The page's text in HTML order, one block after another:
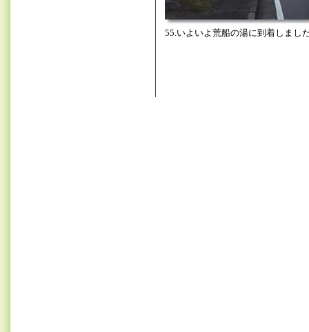
55.いよいよ荒船の湯に到着しまし